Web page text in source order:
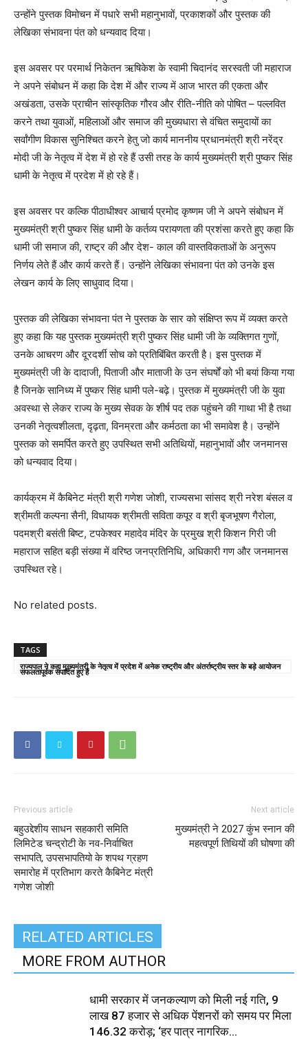
उन्होंने पुस्तक विमोचन में पधारे सभी महानुभावों, प्रकाशकों और पुस्तक की
लेखिका संभावना पंत को धन्यवाद दिया।
इस अवसर पर परमार्थ निकेतन ऋषिकेश के स्वामी चिदानंद सरस्वती जी महाराज
ने अपने संबोधन में कहा कि देश में और राज्य में आज भारत की एकता और
अखंडता, उसके प्राचीन सांस्कृतिक गौरव और रीति-नीति को पोषित – पल्लवित
करने तथा युवाओं, महिलाओं और समाज की मुख्यधारा से वंचित समुदायों का
सर्वांगीण विकास सुनिश्चित करने हेतु जो कार्य माननीय प्रधानमंत्री श्री नरेंद्र
मोदी जी के नेतृत्व में देश में हो रहे हैं उसी तरह के कार्य मुख्यमंत्री श्री पुष्कर सिंह
धामी के नेतृत्व में प्रदेश में हो रहे हैं।
इस अवसर पर कल्कि पीठाधीश्वर आचार्य प्रमोद कृष्णम जी ने अपने संबोधन में
मुख्यमंत्री श्री पुष्कर सिंह धामी के कर्तव्य परायणता की प्रशंसा करते हुए कहा कि
धामी जी समाज की, राष्ट्र की और देश- काल की वास्तविकताओं के अनुरूप
निर्णय लेते हैं और कार्य करते हैं। उन्होंने लेखिका संभावना पंत को उनके इस
लेखन कार्य के लिए साधुवाद दिया।
पुस्तक की लेखिका संभावना पंत ने पुस्तक के सार को संक्षिप्त रूप में व्यक्त करते
हुए कहा कि यह पुस्तक मुख्यमंत्री श्री पुष्कर सिंह धामी जी के व्यक्तिगत गुणों,
उनके आचरण और दूरदर्शी सोच को प्रतिबिंबित करती है। इस पुस्तक में
मुख्यमंत्री जी के दादाजी, पिताजी और माताजी के उन संघर्षों को भी बयां किया गया
है जिनके सानिध्य में पुष्कर सिंह धामी पले-बढ़े। पुस्तक में मुख्यमंत्री जी के युवा
अवस्था से लेकर राज्य के मुख्य सेवक के शीर्ष पद तक पहुंचने की गाथा भी है तथा
उनकी नेतृत्वशीलता, दृढ़ता, विनम्रता और कर्मठता का भी समावेश है। उन्होंने
पुस्तक को समर्पित करते हुए उपस्थित सभी अतिथियों, महानुभावों और जनमानस
को धन्यवाद दिया।
कार्यक्रम में कैबिनेट मंत्री श्री गणेश जोशी, राज्यसभा सांसद श्री नरेश बंसल व
श्रीमती कल्पना सैनी, विधायक श्रीमती सविता कपूर व श्री बृजभूषण गैरोला,
पदमश्री बसंती बिष्ट, टपकेश्वर महादेव मंदिर के प्रमुख श्री किशन गिरी जी
महाराज सहित बड़ी संख्या में वरिष्ठ जनप्रतिनिधि, अधिकारी गण और जनमानस
उपस्थित रहे।
No related posts.
TAGS
राज्यपाल ने कहा मुख्यमंत्री के नेतृत्व में प्रदेश में अनेक राष्ट्रीय और अंतर्राष्ट्रीय स्तर के बड़े आयोजन
सफलतापूर्वक संपादित हुए हैं
Previous article
बहुउद्देशीय साधन सहकारी समिति
लिमिटेड चन्द्रोटी के नव-निर्वाचित
सभापति, उपसभापतियो के शपथ ग्रहण
समारोह में प्रतिभाग करते कैबिनेट मंत्री
गणेश जोशी
Next article
मुख्यमंत्री ने 2027 कुंभ स्नान की
महत्वपूर्ण तिथियों की घोषणा की
RELATED ARTICLES
MORE FROM AUTHOR
धामी सरकार में जनकल्याण को मिली नई गति, 9
लाख 87 हजार से अधिक पेंशनरों को समय पर मिला
₹146.32 करोड़; ‘हर पात्र नागरिक...